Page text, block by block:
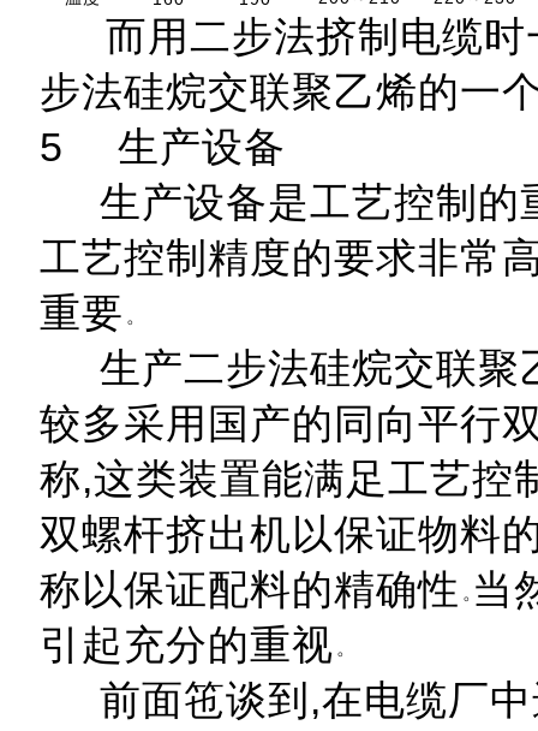
而用二步法挤制电缆时
步法硅烷交联聚乙烯的一
5 生产设备
生产设备是工艺控制的
工艺控制精度的要求非常
重要
生产二步法硅烷交联聚
较多采用国产的同向平行
称,这类装置能满足工艺控
双螺杆挤出机以保证物料
称以保证配料的精确性 当
引起充分的重视
前面竾谈到,在电缆厂中